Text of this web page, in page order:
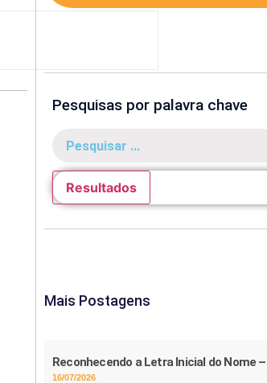
Pesquisas por palavra chave
Resultados
Mais Postagens
Reconhecendo a Letra Inicial do Nome –
16/07/2026